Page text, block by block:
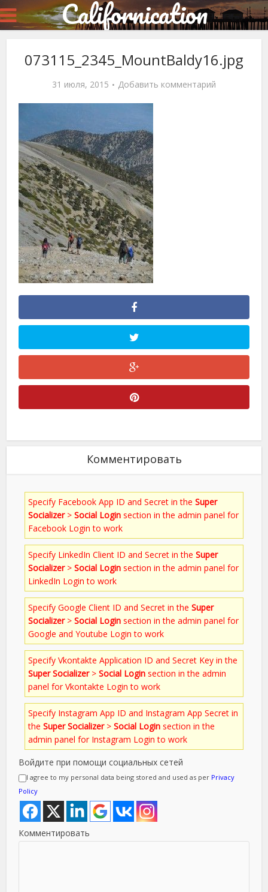
Californication
073115_2345_MountBaldy16.jpg
31 июля, 2015 Добавить комментарий
Комментировать
Specify Facebook App ID and Secret in theSuper
Socializer>Social Login section in the admin panel for
Facebook Login to work
Specify LinkedIn Client ID and Secret in theSuper
Socializer>Social Login section in the admin panel for
LinkedIn Login to work
Specify Google Client ID and Secret in theSuper
Socializer>Social Login section in the admin panel for
Google and Youtube Login to work
Specify Vkontakte Application ID and Secret Key in the
Super Socializer>Social Login section in the admin
panel for Vkontakte Login to work
Specify Instagram App ID and Instagram App Secret in
theSuper Socializer>Social Login section in the
admin panel for Instagram Login to work
Войдите при помощи социальных сетей
I agree to my personal data being stored and used as per Privacy
Policy
Комментировать